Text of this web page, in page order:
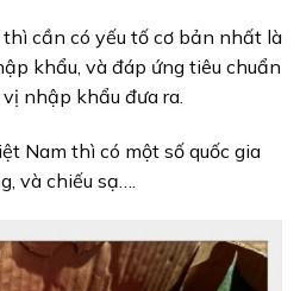
cần có yếu tố cơ bản nhất là
khẩu, và đáp ứng tiêu chuẩn
nhập khẩu đưa ra.
Nam thì có một số quốc gia
và chiếu sạ….